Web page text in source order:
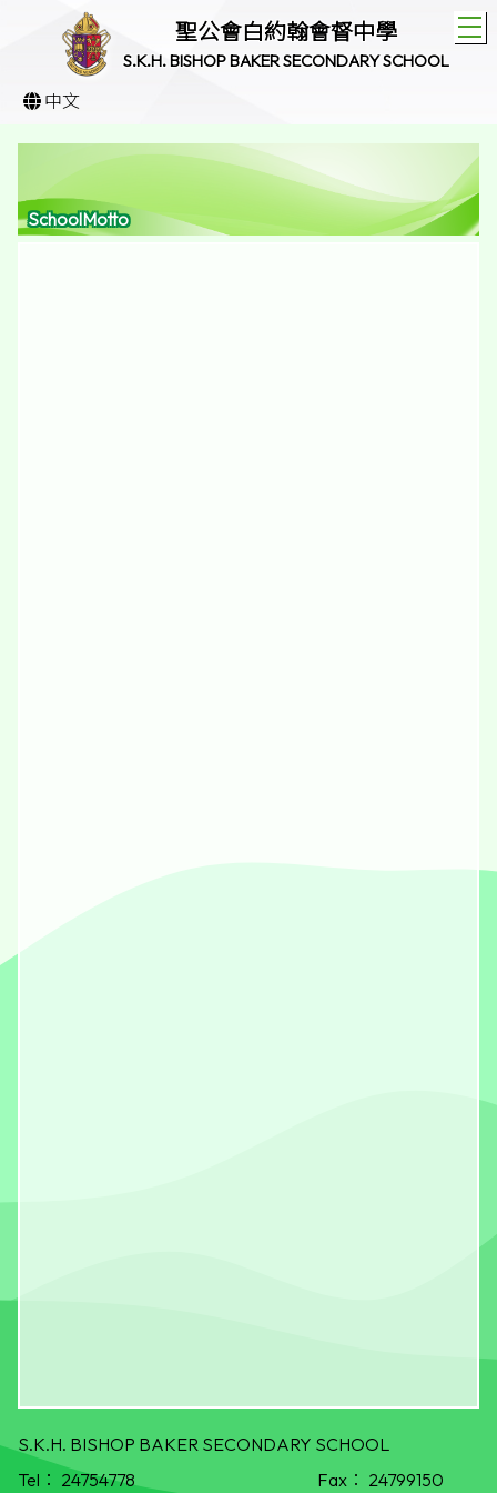
聖公會白約翰會督中學
S.K.H. BISHOP BAKER SECONDARY SCHOOL
中文
SchoolMotto
S.K.H. BISHOP BAKER SECONDARY SCHOOL
Tel： 24754778 Fax： 24799150